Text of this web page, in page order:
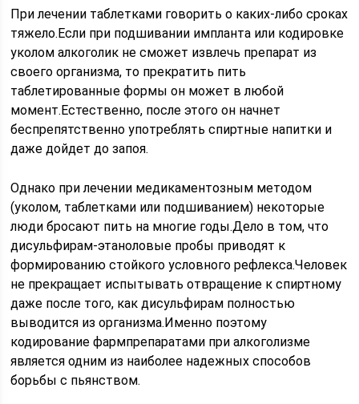
При лечении таблетками говорить о каких-либо сроках
тяжело.Если при подшивании импланта или кодировке
уколом алкоголик не сможет извлечь препарат из
своего организма, то прекратить пить
таблетированные формы он может в любой
момент.Естественно, после этого он начнет
беспрепятственно употреблять спиртные напитки и
даже дойдет до запоя.
Однако при лечении медикаментозным методом
(уколом, таблетками или подшиванием) некоторые
люди бросают пить на многие годы.Дело в том, что
дисульфирам-этаноловые пробы приводят к
формированию стойкого условного рефлекса.Человек
не прекращает испытывать отвращение к спиртному
даже после того, как дисульфирам полностью
выводится из организма.Именно поэтому
кодирование фармпрепаратами при алкоголизме
является одним из наиболее надежных способов
борьбы с пьянством.